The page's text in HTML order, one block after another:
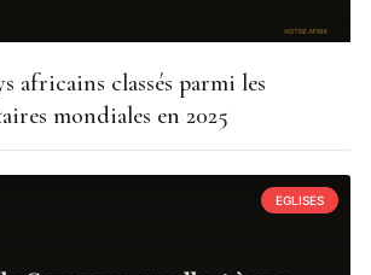
africains classés parmi les
mondiales en 2025
EGLISES